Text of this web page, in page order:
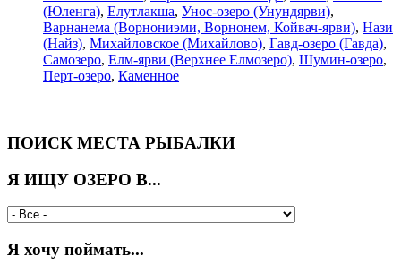
(Юленга), Елутлакша, Унос-озеро (Унундярви),
Варнанема (Ворнониэми, Ворнонем, Койвач-ярви), Нази
(Найз), Михайловское (Михайлово), Гавд-озеро (Гавда),
Самозеро, Елм-ярви (Верхнее Елмозеро), Шумин-озеро,
Перт-озеро, Каменное
ПОИСК МЕСТА РЫБАЛКИ
Я ИЩУ ОЗЕРО В...
Я хочу поймать...